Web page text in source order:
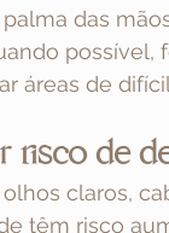
das
áreas de
de
claros,
têm risco